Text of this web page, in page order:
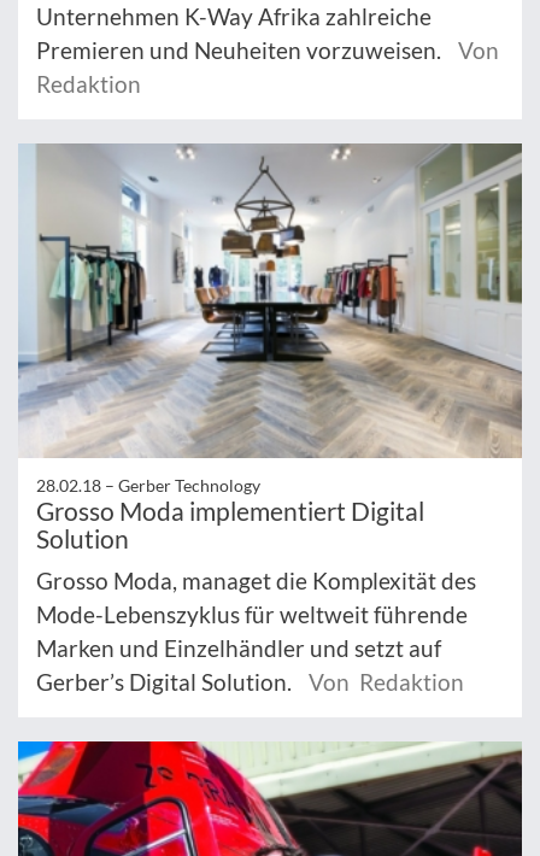
Unternehmen K-Way Afrika zahlreiche
Premieren und Neuheiten vorzuweisen.
Von
Redaktion
28.02.18 – Gerber Technology
Grosso Moda implementiert Digital
Solution
Grosso Moda, managet die Komplexität des
Mode-Lebenszyklus für weltweit führende
Marken und Einzelhändler und setzt auf
Gerber’s Digital Solution.
Von Redaktion